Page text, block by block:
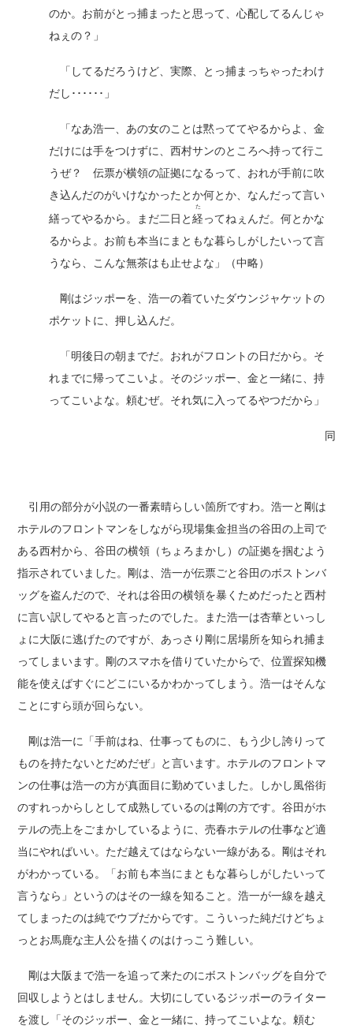
のか。お前がとっ捕まったと思って、心配してるんじゃ
ねぇの？」
「してるだろうけど、実際、とっ捕まっちゃったわけ
だし･･････」
「なあ浩一、あの女のことは黙っててやるからよ、金
だけには手をつけずに、西村サンのところへ持って行こ
うぜ？ 伝票が横領の証拠になるって、おれが手前に吹
き込んだのがいけなかったとか何とか、なんだって言い
繕ってやるから。まだ二日と経
た
ってねぇんだ。何とかな
るからよ。お前も本当にまともな暮らしがしたいって言
うなら、こんな無茶はも止せよな」（中略）
剛はジッポーを、浩一の着ていたダウンジャケットの
ポケットに、押し込んだ。
「明後日の朝までだ。おれがフロントの日だから。そ
れまでに帰ってこいよ。そのジッポー、金と一緒に、持
ってこいよな。頼むぜ。それ気に入ってるやつだから」
同
引用の部分が小説の一番素晴らしい箇所ですわ。浩一と剛は
ホテルのフロントマンをしながら現場集金担当の谷田の上司で
ある西村から、谷田の横領（ちょろまかし）の証拠を掴むよう
指示されていました。剛は、浩一が伝票ごと谷田のボストンバ
ッグを盗んだので、それは谷田の横領を暴くためだったと西村
に言い訳してやると言ったのでした。また浩一は杏華といっし
ょに大阪に逃げたのですが、あっさり剛に居場所を知られ捕ま
ってしまいます。剛のスマホを借りていたからで、位置探知機
能を使えばすぐにどこにいるかわかってしまう。浩一はそんな
ことにすら頭が回らない。
剛は浩一に「手前はね、仕事ってものに、もう少し誇りって
ものを持たないとだめだぜ」と言います。ホテルのフロントマ
ンの仕事は浩一の方が真面目に勤めていました。しかし風俗街
のすれっからしとして成熟しているのは剛の方です。谷田がホ
テルの売上をごまかしているように、売春ホテルの仕事など適
当にやればいい。ただ越えてはならない一線がある。剛はそれ
がわかっている。「お前も本当にまともな暮らしがしたいって
言うなら」というのはその一線を知ること。浩一が一線を越え
てしまったのは純でウブだからです。こういった純だけどちょ
っとお馬鹿な主人公を描くのはけっこう難しい。
剛は大阪まで浩一を追って来たのにボストンバッグを自分で
回収しようとはしません。大切にしているジッポーのライター
を渡し「そのジッポー、金と一緒に、持ってこいよな。頼む